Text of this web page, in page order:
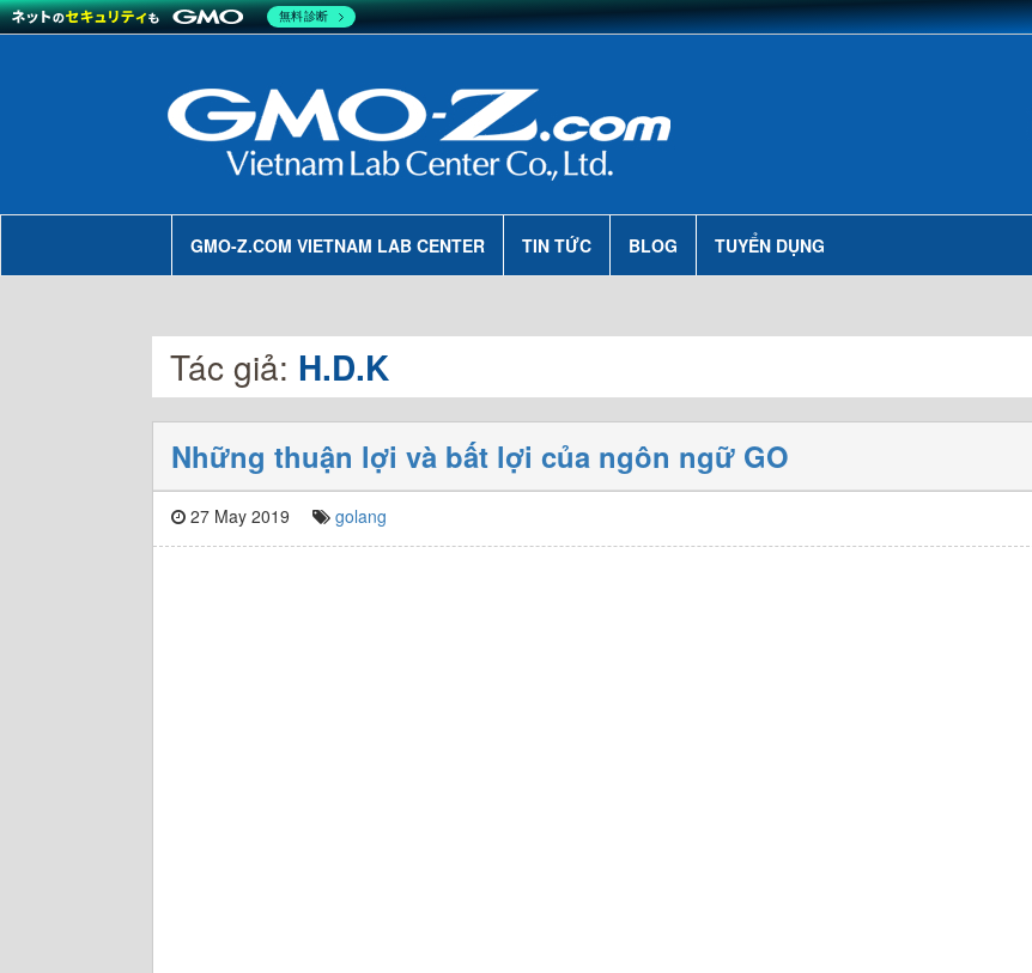
GMO-Z.COM VIETNAM LAB CENTER TIN TỨC BLOG TUYỂN DỤNG
Tác giả: H.D.K
Những thuận lợi và bất lợi của ngôn ngữ GO
27 May 2019 golang
無料診断